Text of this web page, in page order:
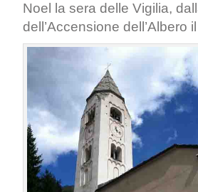
Noel la sera delle Vigilia,
dell’Accensione dell’Albero